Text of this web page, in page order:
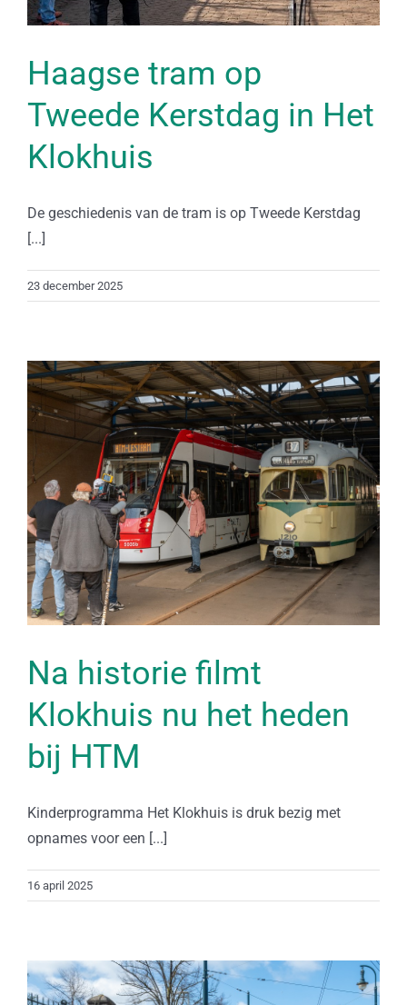
Haagse tram op
Tweede Kerstdag in Het
Klokhuis
De geschiedenis van de tram is op Tweede Kerstdag
[...]
23 december 2025
Na historie filmt
Klokhuis nu het heden
bij HTM
Kinderprogramma Het Klokhuis is druk bezig met
opnames voor een [...]
16 april 2025